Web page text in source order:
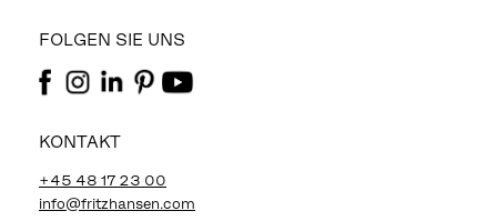
FOLGEN SIE UNS
KONTAKT
+45 48 17 23 00
info@fritzhansen.com